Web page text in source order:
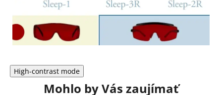
High-contrast mode
Mohlo by Vás zaujímať